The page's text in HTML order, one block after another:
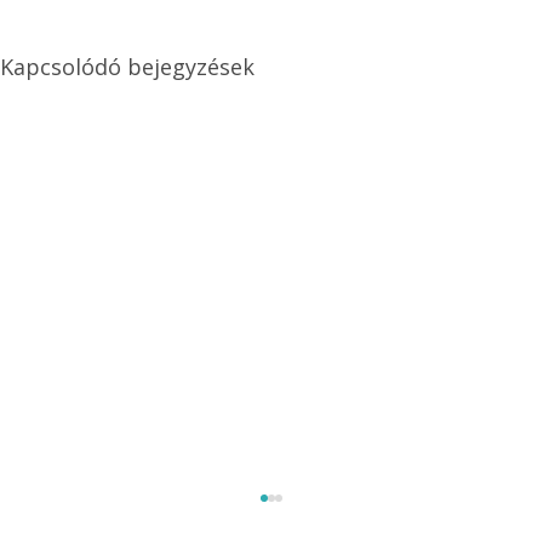
Kapcsolódó bejegyzések